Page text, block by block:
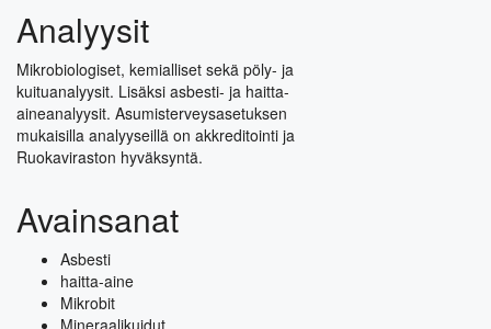
Analyysit
Mikrobiologiset, kemialliset sekä pöly- ja
kuituanalyysit. Lisäksi asbesti- ja haitta-
aineanalyysit. Asumisterveysasetuksen
mukaisilla analyyseillä on akkreditointi ja
Ruokaviraston hyväksyntä.
Avainsanat
Asbesti
haitta-aine
Mikrobit
Mineraalikuidut